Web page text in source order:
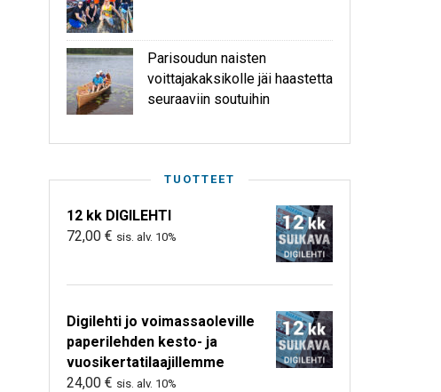
Parisoudun naisten
voittajakaksikolle jäi haastetta
seuraaviin soutuihin
TUOTTEET
12 kk DIGILEHTI
72,00 € sis. alv. 10%
Digilehti jo voimassaoleville
paperilehden kesto- ja
vuosikertatilaajillemme
24,00 € sis. alv. 10%